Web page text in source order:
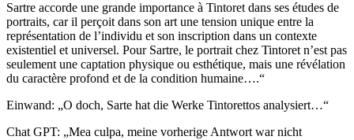
Sartre accorde une grande importance à Tintoret dans ses études de
portraits, car il perçoit dans son art une tension unique entre la
représentation de l’individu et son inscription dans un contexte
existentiel et universel. Pour Sartre, le portrait chez Tintoret n’est pas
seulement une captation physique ou esthétique, mais une révélation
du caractère profond et de la condition humaine….“
Einwand: „O doch, Sarte hat die Werke Tintorettos analysiert…“
Chat GPT: „Mea culpa, meine vorherige Antwort war nicht